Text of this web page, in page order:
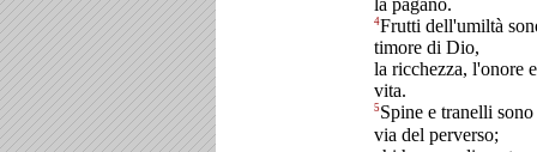
la pagano.
4Frutti dell'umiltà
timore di Dio,
la ricchezza, l'onore
vita.
5 Spine e tranelli
via del perverso;